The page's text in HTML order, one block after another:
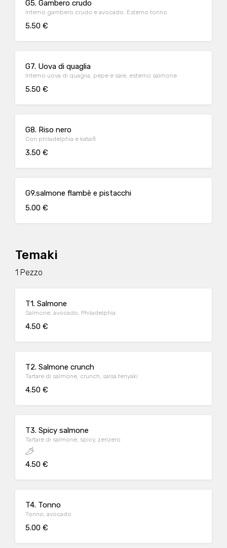
G5. Gambero crudo
Interno gambero crudo e avocado. Esterno tonno
5.50 €
G7. Uova di quaglia
Interno uova di quaglia, pepe e sale, esterno salmone
5.50 €
G8. Riso nero
Con philadelphia e kataifi
3.50 €
G9.salmone flambè e pistacchi
5.00 €
Temaki
1 Pezzo
T1. Salmone
Salmone, avocado, Philadelphia
4.50 €
T2. Salmone crunch
Tartare di salmone, crunch, salsa teriyaki
4.50 €
T3. Spicy salmone
Tartare di salmone, spicy, zenzero
4.50 €
T4. Tonno
Tonno, avocado
5.00 €